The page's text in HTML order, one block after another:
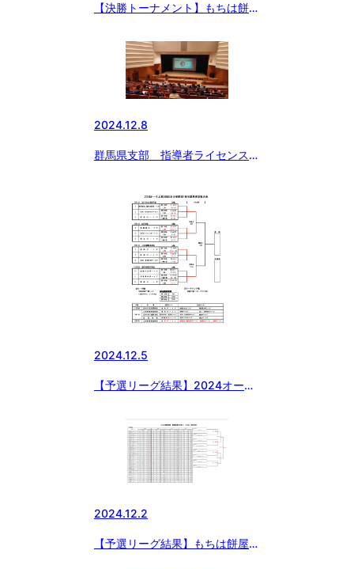
【決勝トーナメント】もちは餅屋
2024.12.8
群馬県支部 指導者ライセンス講
2024.12.5
【予選リーグ結果】2024オータ
2024.12.2
【予選リーグ結果】もちは餅屋協